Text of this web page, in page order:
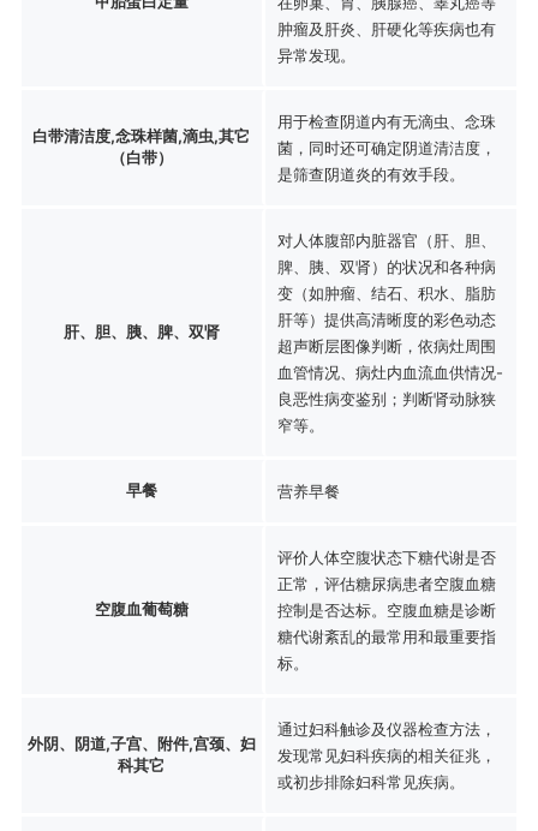
肿瘤及肝炎、肝硬化等疾病也有
异常发现。
白带清洁度,念珠样菌,滴虫,其它
（白带）
用于检查阴道内有无滴虫、念珠
菌，同时还可确定阴道清洁度，
是筛查阴道炎的有效手段。
肝、胆、胰、脾、双肾
对人体腹部内脏器官（肝、胆、
脾、胰、双肾）的状况和各种病
变（如肿瘤、结石、积水、脂肪
肝等）提供高清晰度的彩色动态
超声断层图像判断，依病灶周围
血管情况、病灶内血流血供情况-
良恶性病变鉴别；判断肾动脉狭
窄等。
早餐 营养早餐
空腹血葡萄糖
评价人体空腹状态下糖代谢是否
正常，评估糖尿病患者空腹血糖
控制是否达标。空腹血糖是诊断
糖代谢紊乱的最常用和最重要指
标。
外阴、阴道,子宫、附件,宫颈、妇
科其它
通过妇科触诊及仪器检查方法，
发现常见妇科疾病的相关征兆，
或初步排除妇科常见疾病。